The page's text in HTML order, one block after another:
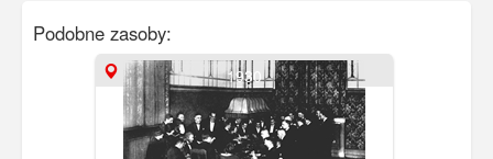
Podobne zasoby:
1930